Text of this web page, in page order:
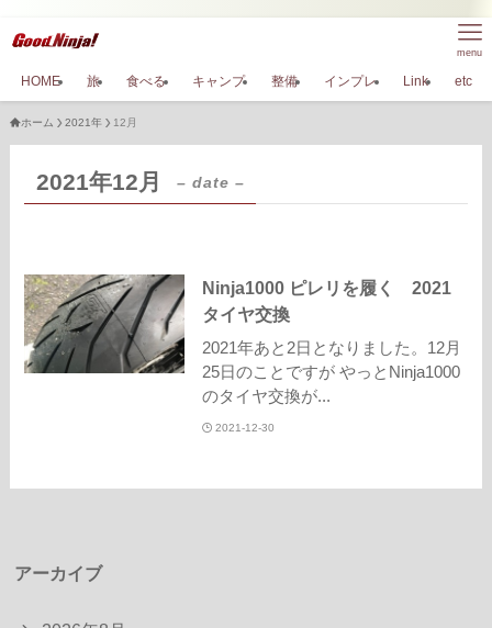
menu
HOME 旅 食べる キャンプ 整備 インプレ Link etc
ホーム 2021年 12月
2021年12月 – date –
Ninja1000 ピレリを履く 2021
タイヤ交換
2021年あと2日となりました。12月
25日のことですが やっとNinja1000
のタイヤ交換が...
2021-12-30
アーカイブ